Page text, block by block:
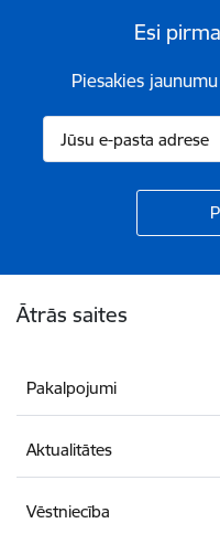
Esi
Piesakies
Ātrās saites
Pakalpojumi
Aktualitātes
Vēstniecība